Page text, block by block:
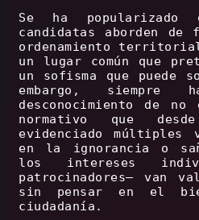
Se ha popularizado
candidatas aborden
ordenamiento
un lugar común que
un sofisma que puede
embargo, siempre
desconocimiento de no
normativo que
evidenciado múltiples
en la ignorancia o
los intereses
patrocinadores– van
sin pensar en el
ciudadanía.